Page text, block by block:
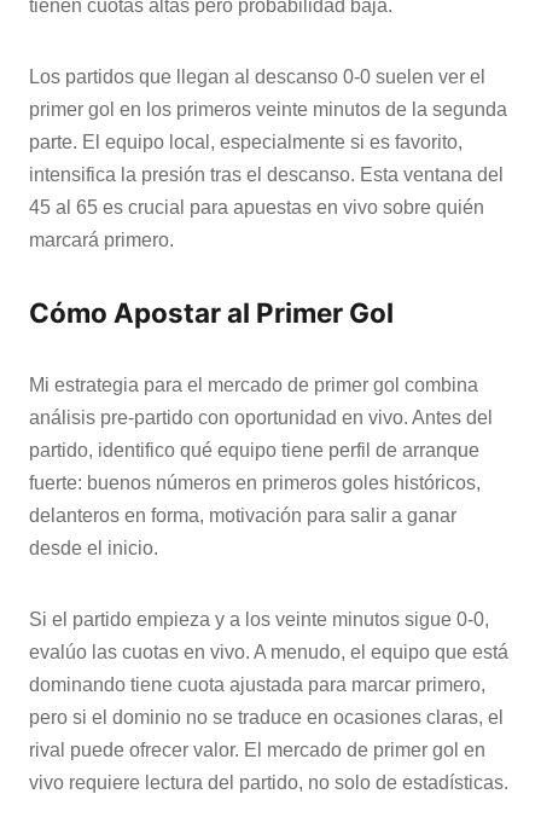
tienen cuotas altas pero probabilidad baja.
Los partidos que llegan al descanso 0-0 suelen ver el
primer gol en los primeros veinte minutos de la segunda
parte. El equipo local, especialmente si es favorito,
intensifica la presión tras el descanso. Esta ventana del
45 al 65 es crucial para apuestas en vivo sobre quién
marcará primero.
Cómo Apostar al Primer Gol
Mi estrategia para el mercado de primer gol combina
análisis pre-partido con oportunidad en vivo. Antes del
partido, identifico qué equipo tiene perfil de arranque
fuerte: buenos números en primeros goles históricos,
delanteros en forma, motivación para salir a ganar
desde el inicio.
Si el partido empieza y a los veinte minutos sigue 0-0,
evalúo las cuotas en vivo. A menudo, el equipo que está
dominando tiene cuota ajustada para marcar primero,
pero si el dominio no se traduce en ocasiones claras, el
rival puede ofrecer valor. El mercado de primer gol en
vivo requiere lectura del partido, no solo de estadísticas.